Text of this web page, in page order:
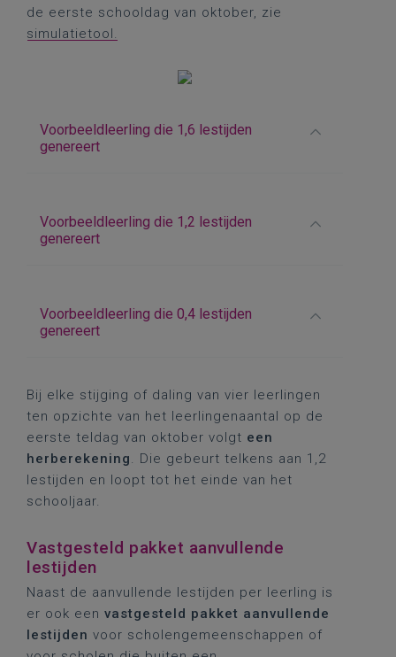
de eerste schooldag van oktober, zie
simulatietool.
Voorbeeldleerling die 1,6 lestijden
genereert
Voorbeeldleerling die 1,2 lestijden
genereert
Voorbeeldleerling die 0,4 lestijden
genereert
Bij elke stijging of daling van vier leerlingen
ten opzichte van het leerlingenaantal op de
eerste teldag van oktober volgt een
herberekening. Die gebeurt telkens aan 1,2
lestijden en loopt tot het einde van het
schooljaar.
Vastgesteld pakket aanvullende
lestijden
Naast de aanvullende lestijden per leerling is
er ook een vastgesteld pakket aanvullende
lestijden voor scholengemeenschappen of